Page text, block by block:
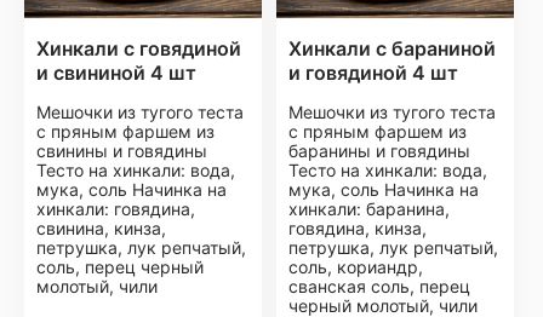
Хинкали с говядиной
и свининой 4 шт
Мешочки из тугого теста
с пряным фаршем из
свинины и говядины
Тесто на хинкали: вода,
мука, соль Начинка на
хинкали: говядина,
свинина, кинза,
петрушка, лук репчатый,
соль, перец черный
молотый, чили
Хинкали с бараниной
и говядиной 4 шт
Мешочки из тугого теста
с пряным фаршем из
баранины и говядины
Тесто на хинкали: вода,
мука, соль Начинка на
хинкали: баранина,
говядина, кинза,
петрушка, лук репчатый,
соль, кориандр,
сванская соль, перец
черный молотый, чили